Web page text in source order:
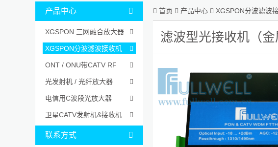

产品中心
XGSPON 三网融合放大器 
XGSPON分波滤波接收机 
ONT / ONU带CATV RF 
光发射机 / 光纤放大器 
电信用C波段光放大器 
卫星CATV发射机&接收机 

联系方式
 首页  产品中心  XGSPON分波滤波
滤波型光接收机（金